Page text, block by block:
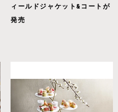
ィールドジャケット&コートが
発売